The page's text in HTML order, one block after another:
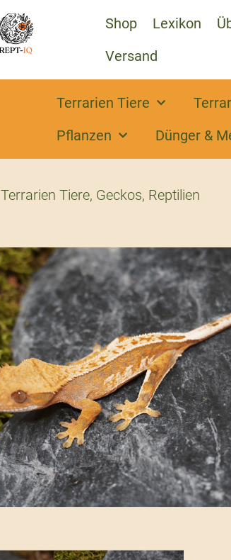
Shop Lexikon
Versand
Terrarien Tiere
Pflanzen
Dünger &
Terrarien Tiere, Geckos, Reptilien